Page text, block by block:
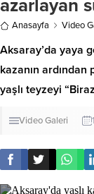
azarlayan
Anasayfa Video
Aksaray’da yaya
kazanın
yaşlı teyzeyi
Video Galeri